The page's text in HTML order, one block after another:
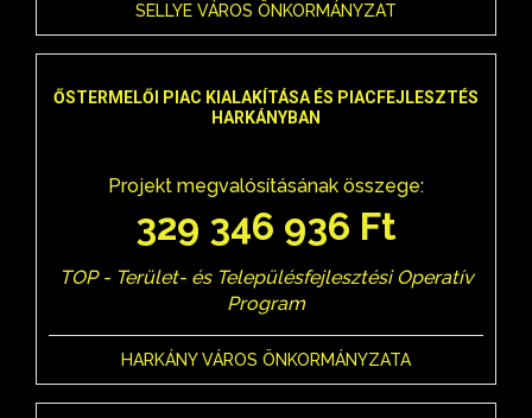
SELLYE VÁROS ÖNKORMÁNYZAT
ŐSTERMELŐI PIAC KIALAKÍTÁSA ÉS PIACFEJLESZTÉS
HARKÁNYBAN
Projekt megvalósításának összege:
329 346 936 Ft
TOP - Terület- és Településfejlesztési Operatív
Program
HARKÁNY VÁROS ÖNKORMÁNYZATA